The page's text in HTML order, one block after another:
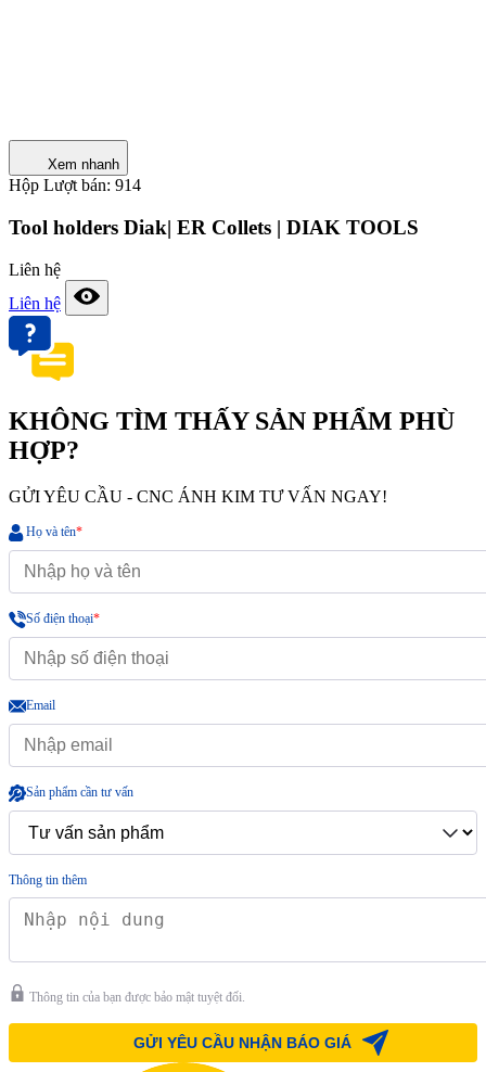
Xem nhanh
Hộp Lượt bán: 914
Tool holders Diak| ER Collets | DIAK TOOLS
Liên hệ
Liên hệ
KHÔNG TÌM THẤY SẢN PHẨM PHÙ
HỢP?
GỬI YÊU CẦU - CNC ÁNH KIM TƯ VẤN NGAY!
Họ và tên*
Số điện thoại*
Email
Sản phẩm cần tư vấn
Thông tin thêm
Thông tin của bạn được bảo mật tuyệt đối.